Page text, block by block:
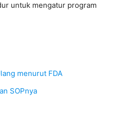
untuk mengatur program
menurut FDA
SOPnya